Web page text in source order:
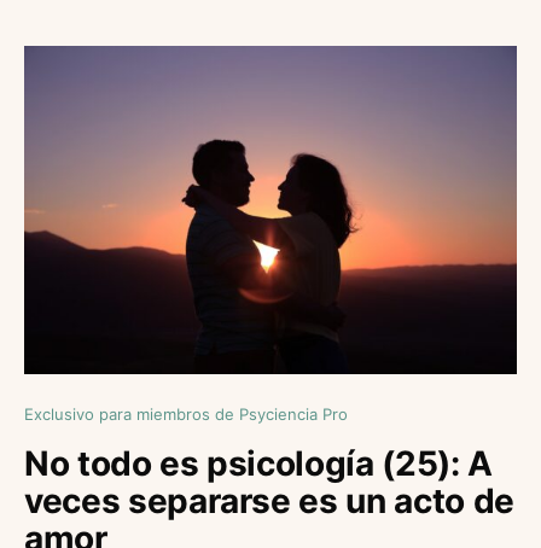
Exclusivo para miembros de Psyciencia Pro
No todo es psicología (25): A
veces separarse es un acto de
amor